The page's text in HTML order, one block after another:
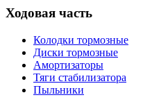
Ходовая часть
Колодки тормозные
Диски тормозные
Амортизаторы
Тяги стабилизатора
Пыльники